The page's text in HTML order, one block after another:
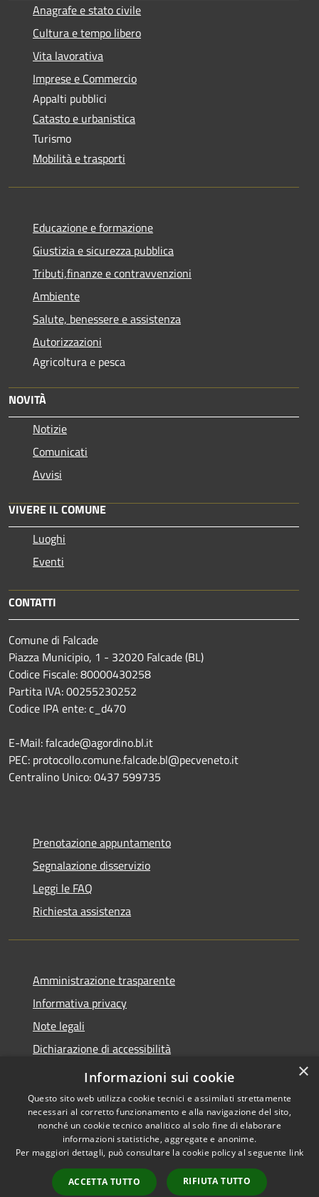
Anagrafe e stato civile
Cultura e tempo libero
Vita lavorativa
Imprese e Commercio
Appalti pubblici
Catasto e urbanistica
Turismo
Mobilità e trasporti
Educazione e formazione
Giustizia e sicurezza pubblica
Tributi,finanze e contravvenzioni
Ambiente
Salute, benessere e assistenza
Autorizzazioni
Agricoltura e pesca
NOVITÀ
Notizie
Comunicati
Avvisi
VIVERE IL COMUNE
Luoghi
Eventi
CONTATTI
Comune di Falcade
Piazza Municipio, 1 - 32020 Falcade (BL)
Codice Fiscale: 80000430258
Partita IVA: 00255230252
Codice IPA ente: c_d470
E-Mail: falcade@agordino.bl.it
PEC: protocollo.comune.falcade.bl@pecveneto.it
Centralino Unico: 0437 599735
Prenotazione appuntamento
Segnalazione disservizio
Leggi le FAQ
Richiesta assistenza
Amministrazione trasparente
Informativa privacy
Note legali
Dichiarazione di accessibilità
Dichiarazione di accessibilità App Municipium
Accessibilità
Copyright © 2026 • Comune di
Falcade • Powered by
Municipium•
Accesso
×
Informazioni sui cookie
Questo sito web utilizza cookie tecnici e assimilati strettamente
necessari al corretto funzionamento e alla navigazione del sito,
nonché un cookie tecnico analitico al solo fine di elaborare
informazioni statistiche, aggregate e anonime.
Per maggiori dettagli, può consultare la cookie policy al seguente link
ACCETTA TUTTO RIFIUTA TUTTO